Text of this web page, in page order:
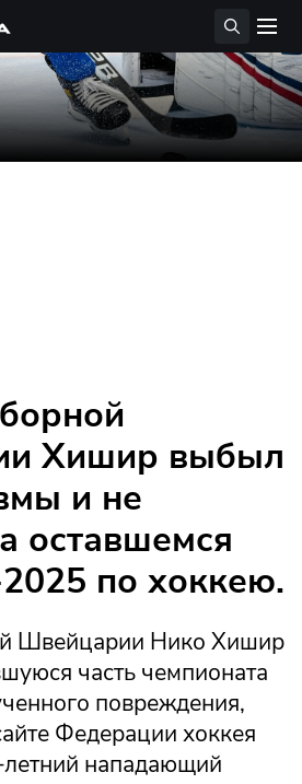
Хишир выбыл
и не
оставшемся
по хоккею.
Швейцарии Нико Хишир
часть чемпионата
повреждения,
Федерации хоккея
нападающий